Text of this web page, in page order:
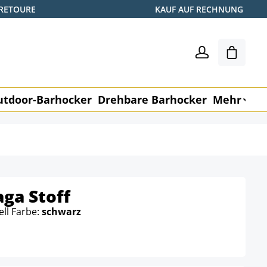
KAUF AUF RECHNUNG
Barhocker Drehbare Barhocker Mehr
Stoff
Farbe: schwarz